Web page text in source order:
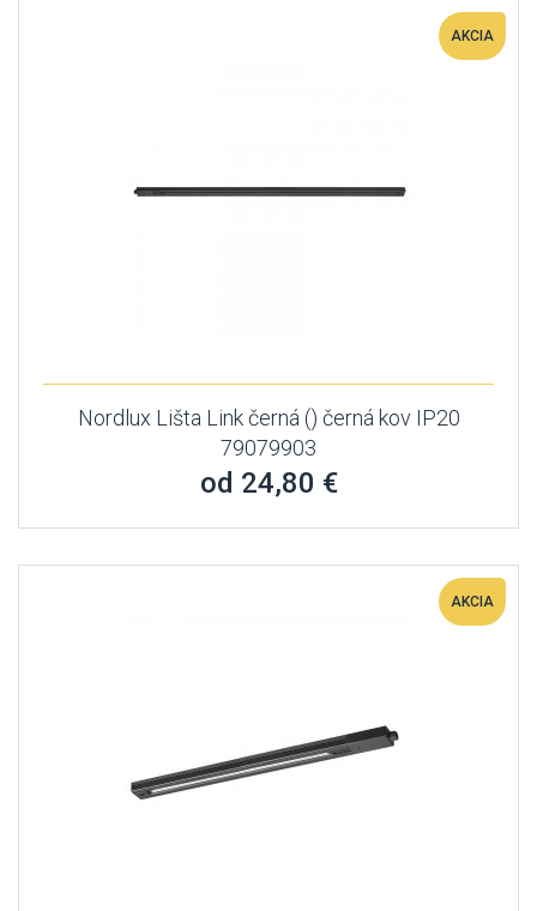
AKCIA
Nordlux Lišta Link černá () černá kov IP20
79079903
od 24,80 €
AKCIA